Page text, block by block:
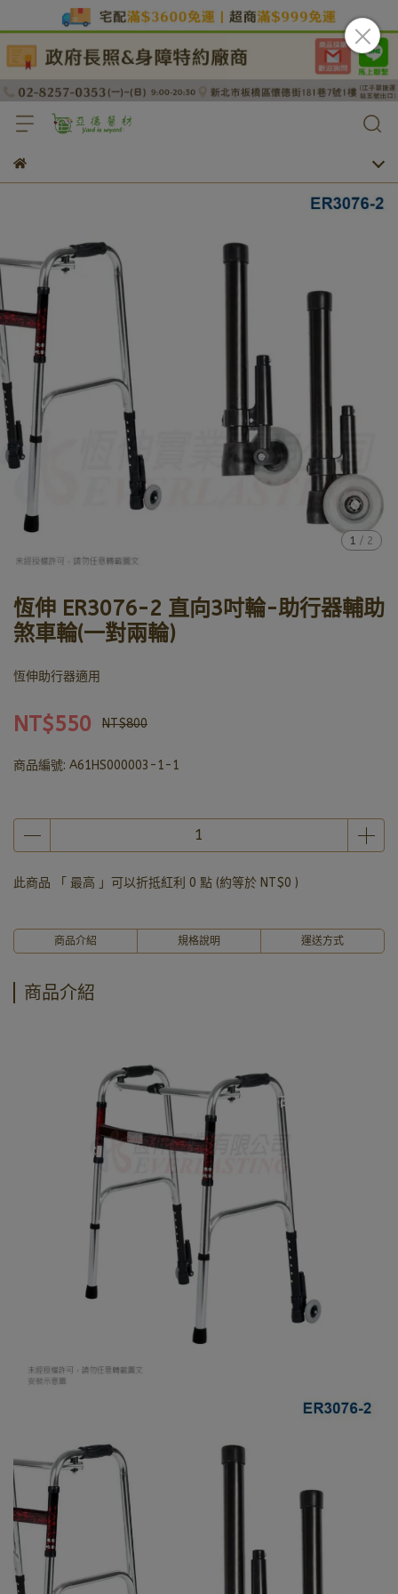
1 / 2
恆伸 ER3076-2 直向3吋輪-助行器輔助
煞車輪(一對兩輪)
恆伸助行器適用
NT$550 NT$800
商品編號: A61HS000003-1-1
此商品 「 最高 」可以折抵紅利 0 點 (約等於 NT$0 )
商品介紹 規格說明 運送方式
商品介紹